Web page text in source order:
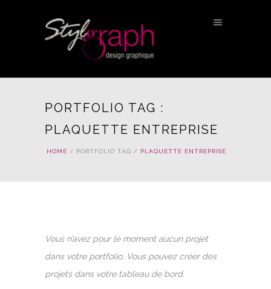
PORTFOLIO TAG :
PLAQUETTE ENTREPRISE
HOME / PORTFOLIO TAG / PLAQUETTE ENTREPRISE
Vous n’avez pour le moment aucun projet
dans votre portfolio. Vous pouvez créer des
projets dans votre tableau de bord.